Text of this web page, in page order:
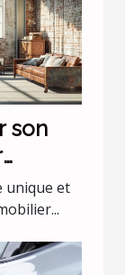
son
unique et